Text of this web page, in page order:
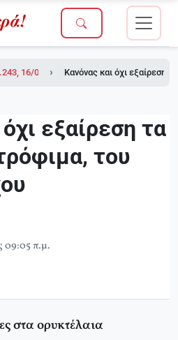
16/05/2008Κανόνας και όχι εξαίρεση
εξαίρεση τα
του
09:05 π.μ.
στα ορυκτέλαια